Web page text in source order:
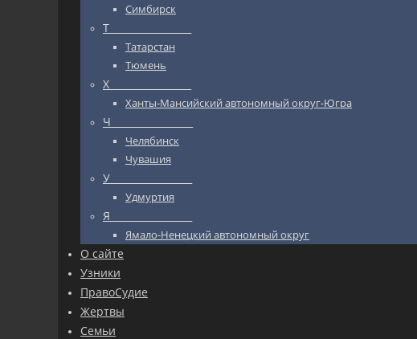
Симбирск
Т_________________
Татарстан
Тюмень
Х_________________
Ханты-Мансийский автономный округ-Югра
Ч_________________
Челябинск
Чувашия
У_________________
Удмуртия
Я_________________
Ямало-Ненецкий автономный округ
О сайте
Узники
ПравоСудие
Жертвы
Семьи